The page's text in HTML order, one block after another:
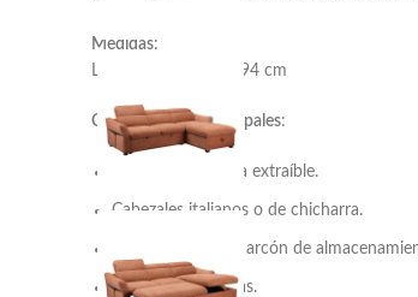
Medidas:
L246 x F173 x A78/94 cm
Características principales:
2 plazas con cama extraíble.
Cabezales italianos o de chicharra.
Chaiselongue con arcón de
Tejido antimanchas.